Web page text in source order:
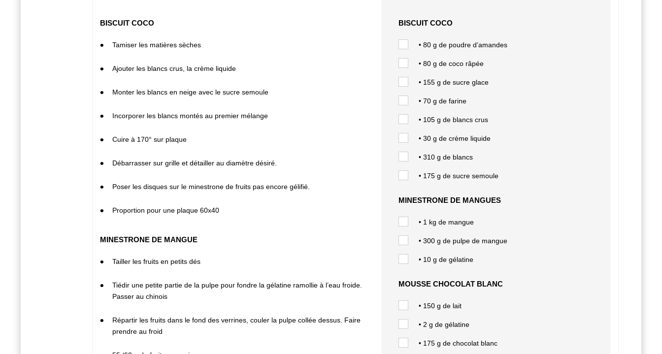
BISCUIT COCO
Tamiser les matières sèches
Ajouter les blancs crus, la crème liquide
Monter les blancs en neige avec le sucre semoule
Incorporer les blancs montés au premier mélange
Cuire à 170° sur plaque
Débarrasser sur grille et détailler au diamètre désiré.
Poser les disques sur le minestrone de fruits pas encore gélifié.
Proportion pour une plaque 60x40
MINESTRONE DE MANGUE
Tailler les fruits en petits dés
Tiédir une petite partie de la pulpe pour fondre la gélatine ramollie à l’eau froide.
Passer au chinois
Répartir les fruits dans le fond des verrines, couler la pulpe collée dessus. Faire
prendre au froid
BISCUIT COCO
• 80 g de poudre d’amandes
• 80 g de coco râpée
• 155 g de sucre glace
• 70 g de farine
• 105 g de blancs crus
• 30 g de crème liquide
• 310 g de blancs
• 175 g de sucre semoule
MINESTRONE DE MANGUES
• 1 kg de mangue
• 300 g de pulpe de mangue
• 10 g de gélatine
MOUSSE CHOCOLAT BLANC
• 150 g de lait
• 2 g de gélatine
• 175 g de chocolat blanc